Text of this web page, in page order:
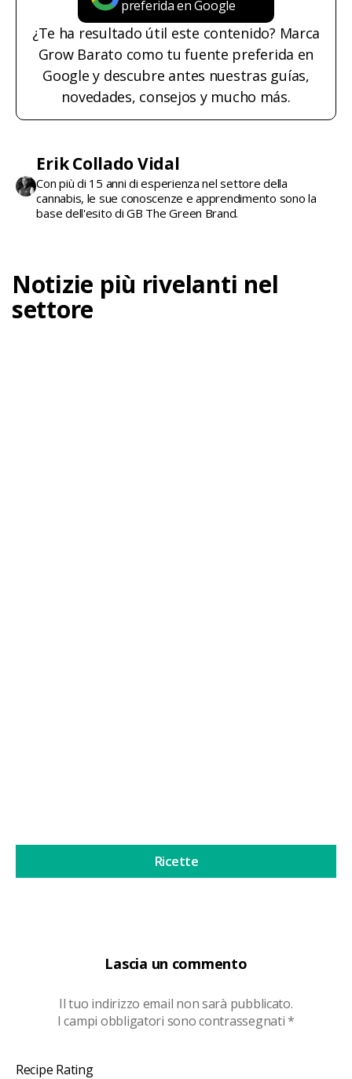
preferida en Google
¿Te ha resultado útil este contenido? Marca
Grow Barato como tu fuente preferida en
Google y descubre antes nuestras guías,
novedades, consejos y mucho más.
Erik Collado Vidal
Con più di 15 anni di esperienza nel settore della
cannabis, le sue conoscenze e apprendimento sono la
base dell'esito di GB The Green Brand.
Lascia un commento
Il tuo indirizzo email non sarà pubblicato.
I campi obbligatori sono contrassegnati*
Recipe Rating
Notizie più rivelanti nel
settore
Ricette